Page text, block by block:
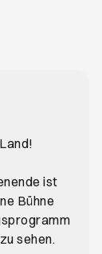
ist
Bühne
sehen.